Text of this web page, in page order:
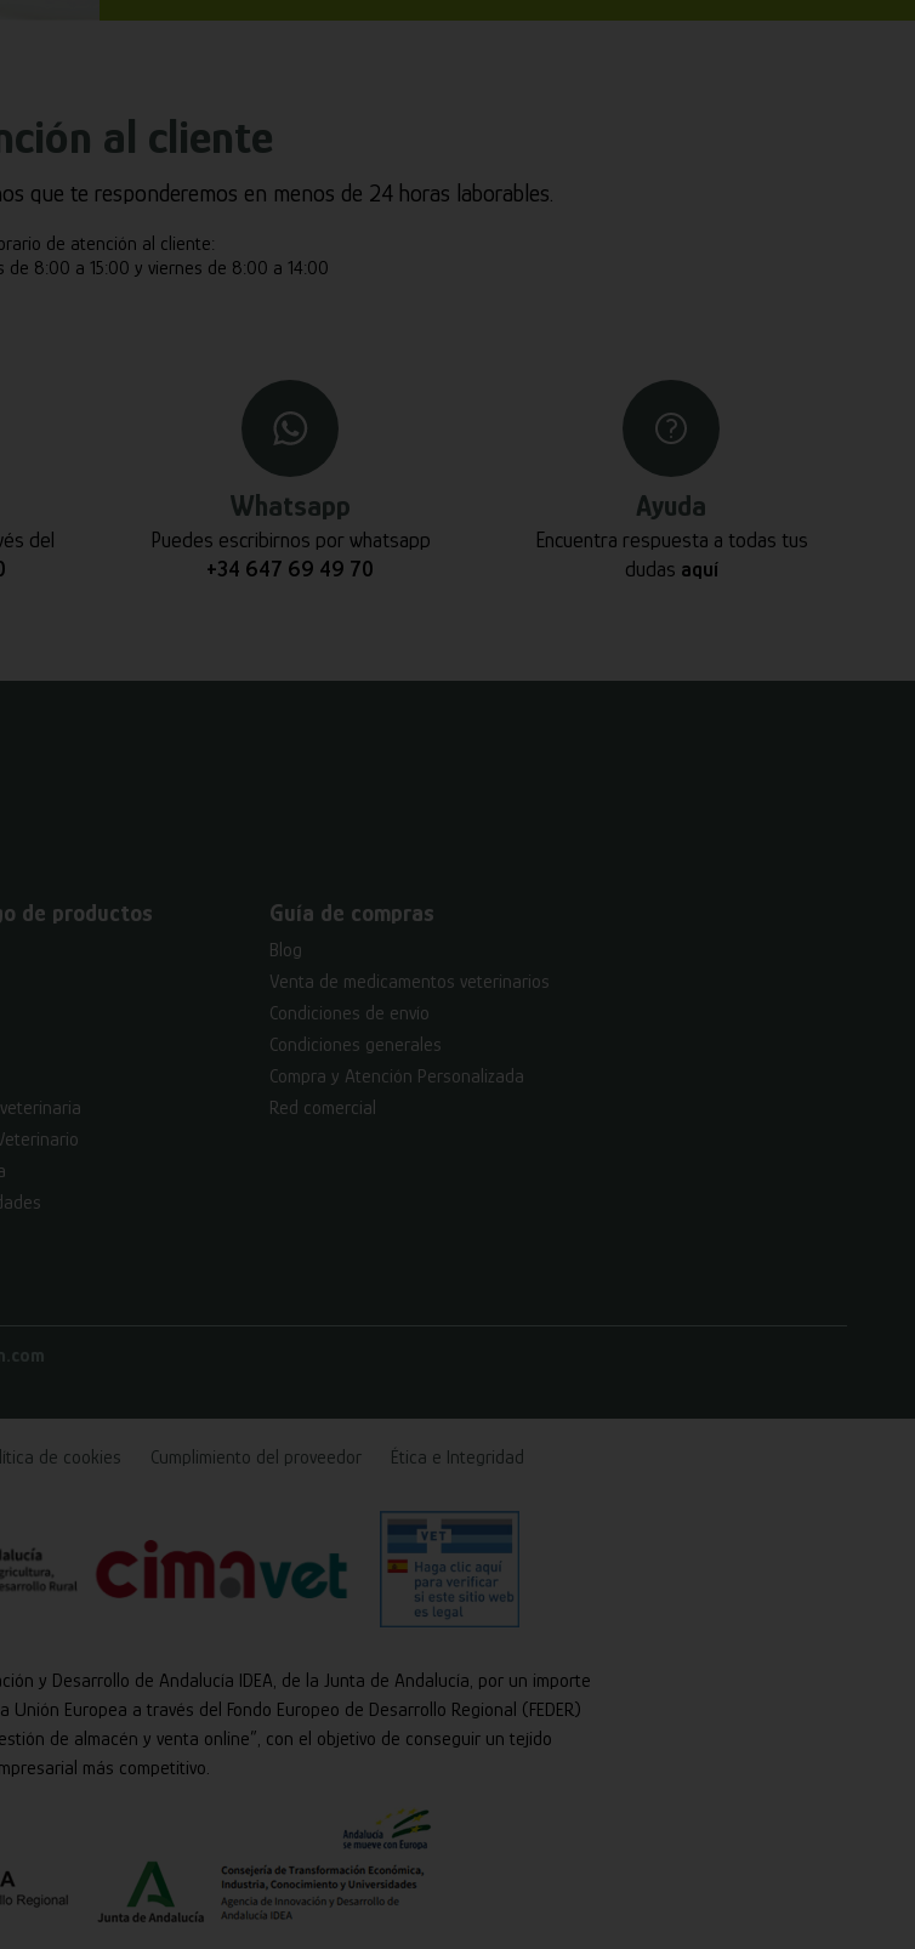
al cliente
que te responderemos en menos de 24 horas laborables.
de atención al cliente:
de 8:00 a 15:00 y viernes de 8:00 a 14:00
del
Whatsapp
Puedes escribirnos por whatsapp
+34 647 69 49 70
Ayuda
Encuentra respuesta a todas tus
dudas aquí
de productos Guía de compras
Blog
Venta de medicamentos veterinarios
Condiciones de envío
Condiciones generales
Compra y Atención Personalizada
Red comercial
de cookies Cumplimiento del proveedor Ética e Integridad
y Desarrollo de Andalucía IDEA, de la Junta de Andalucía, por un importe
Europea a través del Fondo Europeo de Desarrollo Regional (FEDER)
de almacén y venta online”, con el objetivo de conseguir un tejido
más competitivo.